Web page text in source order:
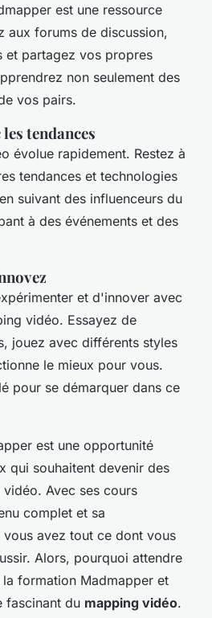
est une ressource
aux forums de discussion,
et partagez vos propres
non seulement des
vos pairs.
tendances
évolue rapidement. Restez à
tendances et technologies
suivant des influenceurs du
à des événements et des
et d'innover avec
vidéo. Essayez de
jouez avec différents styles
le mieux pour vous.
pour se démarquer dans ce
est une opportunité
qui souhaitent devenir des
Avec ses cours
complet et sa
avez tout ce dont vous
Alors, pourquoi attendre
formation Madmapper et
fascinant du mapping vidéo.